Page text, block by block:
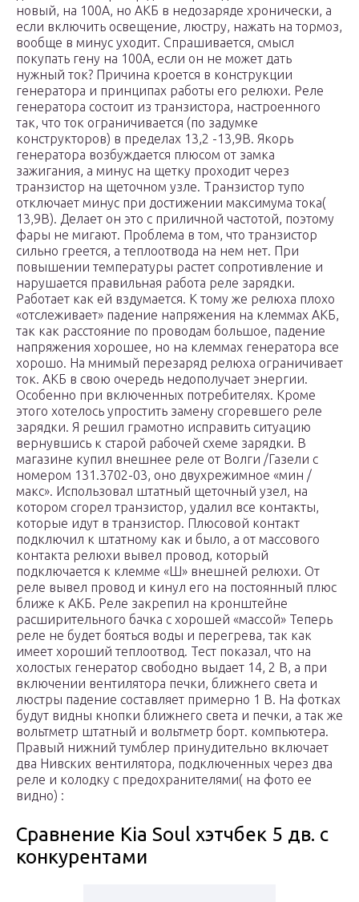
новый, на 100А, но АКБ в недозаряде хронически, а
если включить освещение, люстру, нажать на тормоз,
вообще в минус уходит. Спрашивается, смысл
покупать гену на 100А, если он не может дать
нужный ток? Причина кроется в конструкции
генератора и принципах работы его релюхи. Реле
генератора состоит из транзистора, настроенного
так, что ток ограничивается (по задумке
конструкторов) в пределах 13,2 -13,9В. Якорь
генератора возбуждается плюсом от замка
зажигания, а минус на щетку проходит через
транзистор на щеточном узле. Транзистор тупо
отключает минус при достижении максимума тока(
13,9В). Делает он это с приличной частотой, поэтому
фары не мигают. Проблема в том, что транзистор
сильно греется, а теплоотвода на нем нет. При
повышении температуры растет сопротивление и
нарушается правильная работа реле зарядки.
Работает как ей вздумается. К тому же релюха плохо
«отслеживает» падение напряжения на клеммах АКБ,
так как расстояние по проводам большое, падение
напряжения хорошее, но на клеммах генератора все
хорошо. На мнимый перезаряд релюха ограничивает
ток. АКБ в свою очередь недополучает энергии.
Особенно при включенных потребителях. Кроме
этого хотелось упростить замену сгоревшего реле
зарядки. Я решил грамотно исправить ситуацию
вернувшись к старой рабочей схеме зарядки. В
магазине купил внешнее реле от Волги /Газели с
номером 131.3702-03, оно двухрежимное «мин /
макс». Использовал штатный щеточный узел, на
котором сгорел транзистор, удалил все контакты,
которые идут в транзистор. Плюсовой контакт
подключил к штатному как и было, а от массового
контакта релюхи вывел провод, который
подключается к клемме «Ш» внешней релюхи. От
реле вывел провод и кинул его на постоянный плюс
ближе к АКБ. Реле закрепил на кронштейне
расширительного бачка с хорошей «массой» Теперь
реле не будет бояться воды и перегрева, так как
имеет хороший теплоотвод. Тест показал, что на
холостых генератор свободно выдает 14, 2 В, а при
включении вентилятора печки, ближнего света и
люстры падение составляет примерно 1 В. На фотках
будут видны кнопки ближнего света и печки, а так же
вольтметр штатный и вольтметр борт. компьютера.
Правый нижний тумблер принудительно включает
два Нивских вентилятора, подключенных через два
реле и колодку с предохранителями( на фото ее
видно) :
Сравнение Kia Soul хэтчбек 5 дв. с
конкурентами